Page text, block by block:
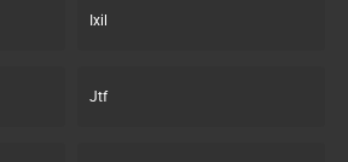
Ixil
Jtf